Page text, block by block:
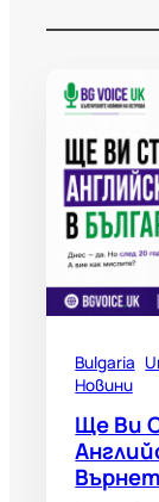
Bulgaria
Новини
Ще Ви